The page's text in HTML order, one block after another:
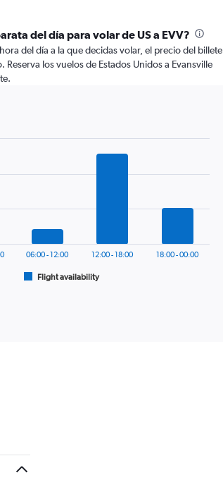
del día para volar de US a EVV?
del día a la que decidas volar, el precio del billete
Reserva los vuelos de Estados Unidos a Evansville
Flight availability
06:00 - 12:00 12:00 - 18:00 18:00 - 00:00